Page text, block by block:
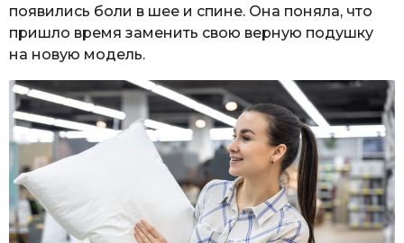
появились боли в шее и спине. Она поняла, что
пришло время заменить свою верную подушку
на новую модель.